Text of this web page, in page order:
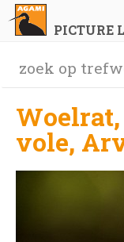
PICTURE
vole,